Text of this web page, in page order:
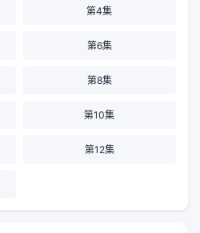
第4集
第6集
第8集
第10集
第12集